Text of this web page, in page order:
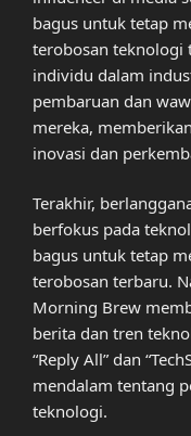
bagus untuk tetap
terobosan teknologi
individu dalam
pembaruan dan
mereka,
inovasi dan
Terakhir,
berfokus pada
bagus untuk tetap
terobosan terbaru.
Morning Brew
berita dan tren
“Reply All” dan
mendalam tentang
teknologi.